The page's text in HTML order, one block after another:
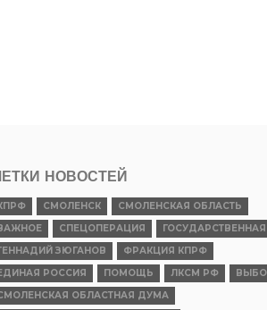
НОВОСТЕЙ
СМОЛЕНСК
СМОЛЕНСКАЯ ОБЛАСТЬ
СПЕЦОПЕРАЦИЯ
ЗЮГАНОВ
ФРАКЦИЯ КПРФ
РОССИЯ
ПОМОЩЬ ЛКСМ РФ
ОБЛАСТНАЯ ДУМА